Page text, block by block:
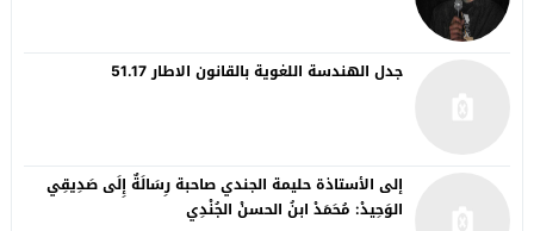
جدل الهندسة اللغوية بالقانون الاطار 51.17
إلى الأستاذة حليمة الجندي صاحبة رِسَالَةٌ إِلَى صَدِيقِي
الوَحِيدْ: مُحَمَدْ ابنُ الحسنْ الجُنْدِي